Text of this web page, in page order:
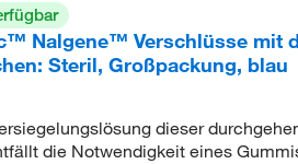
Nalgene™ Verschlüsse mit
Steril, Großpackung, blau
dieser
die Notwendigkeit eines